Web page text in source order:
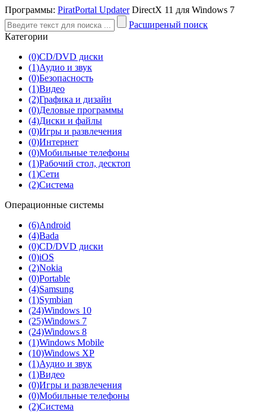
Программы: PiratPortal Updater DirectX 11 для Windows 7
Расширеный поиск
Категории
(0)CD/DVD диски
(1)Аудио и звук
(0)Безопасность
(1)Видео
(2)Графика и дизайн
(0)Деловые программы
(4)Диски и файлы
(0)Игры и развлечения
(0)Интернет
(0)Мобильные телефоны
(1)Рабочий стол, десктоп
(1)Сети
(2)Система
Операционные системы
(6)Android
(4)Bada
(0)CD/DVD диски
(0)iOS
(2)Nokia
(0)Portable
(4)Samsung
(1)Symbian
(24)Windows 10
(25)Windows 7
(24)Windows 8
(1)Windows Mobile
(10)Windows XP
(1)Аудио и звук
(1)Видео
(0)Игры и развлечения
(0)Мобильные телефоны
(2)Система